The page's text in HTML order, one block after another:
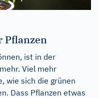
Pflanzen
ist in der
Viel mehr
wie sich die grünen
Dass Pflanzen etwas